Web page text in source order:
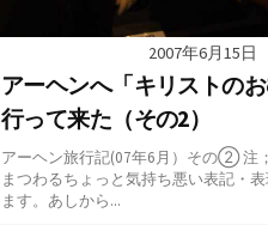
2007年6月15日
アーヘンへ「キリストの
行って来た（その2）
アーヘン旅行記(07年6月）その② 注
まつわるちょっと気持ち悪い表記・
ます。あしから...